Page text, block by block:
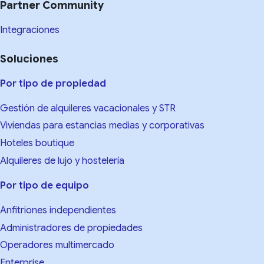
Partner Community
Integraciones
Soluciones
Por tipo de propiedad
Gestión de alquileres vacacionales y STR
Viviendas para estancias medias y corporativas
Hoteles boutique
Alquileres de lujo y hostelería
Por tipo de equipo
Anfitriones independientes
Administradores de propiedades
Operadores multimercado